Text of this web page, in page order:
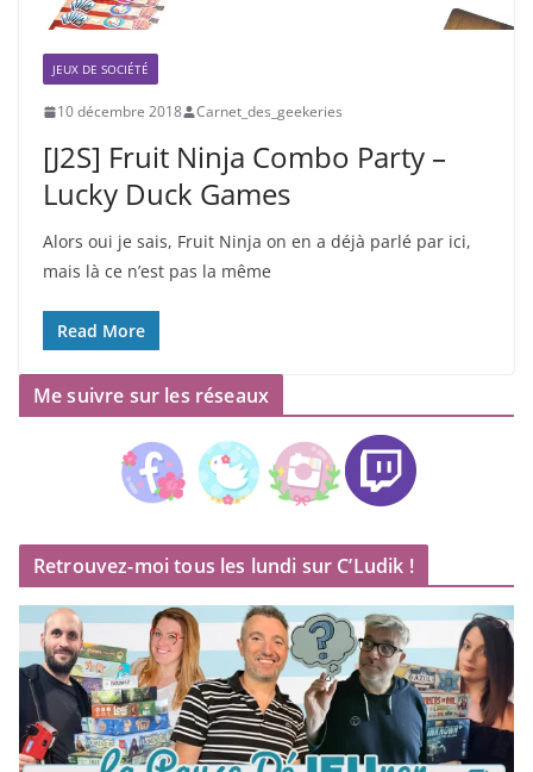
JEUX DE SOCIÉTÉ
10 décembre 2018 Carnet_des_geekeries
[J2S] Fruit Ninja Combo Party –
Lucky Duck Games
Alors oui je sais, Fruit Ninja on en a déjà parlé par ici,
mais là ce n’est pas la même
Read More
Me suivre sur les réseaux
Retrouvez-moi tous les lundi sur C’Ludik !